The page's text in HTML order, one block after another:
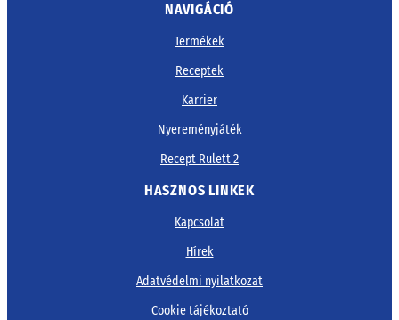
NAVIGÁCIÓ
Termékek
Receptek
Karrier
Nyereményjáték
Recept Rulett 2
HASZNOS LINKEK
Kapcsolat
Hírek
Adatvédelmi nyilatkozat
Cookie tájékoztató